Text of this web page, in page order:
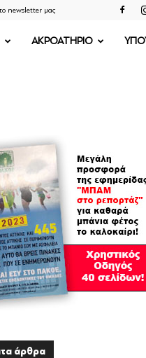
newsletter μας
ΑΚΡΟΑΤΗΡΙΟ
άρθρα